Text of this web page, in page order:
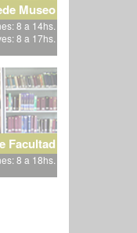
Museo
8 a 14hs.
8 a 17hs.
Facultad
8 a 18hs.